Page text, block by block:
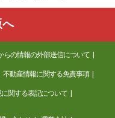
へ
らの情報の外部送信について
不動産情報に関する免責事項
関する表記について